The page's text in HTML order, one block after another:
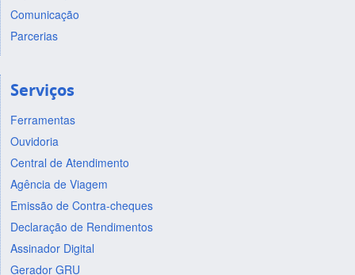
Comunicação
Parcerias
Serviços
Ferramentas
Ouvidoria
Central de Atendimento
Agência de Viagem
Emissão de Contra-cheques
Declaração de Rendimentos
Assinador Digital
Gerador GRU